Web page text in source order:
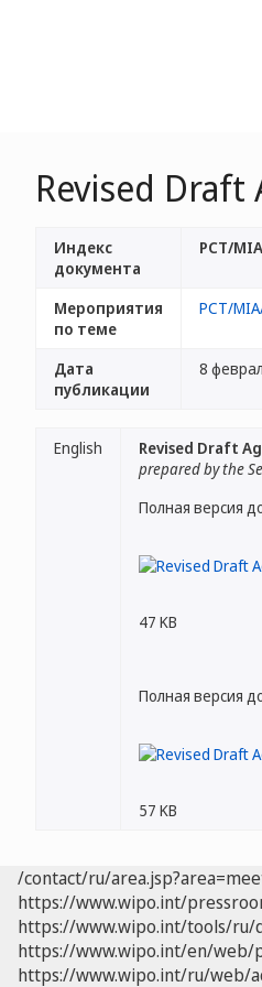
Revised Draft
Индекс
документа
PCT/
Мероприятия
по теме
PCT/
Дата
публикации
8
English
Revised Draft
prepared by the
Полная версия
47 KB
Полная версия
57 KB
/contact/ru/
https://www.wipo.int/
https://www.wipo.int/tools/ru/
https://www.wipo.int/en/web/
https://www.wipo.int/ru/web/